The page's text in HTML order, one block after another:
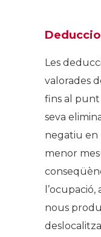
Les
valorades
fins al punt
seva
negatiu en
menor
nous